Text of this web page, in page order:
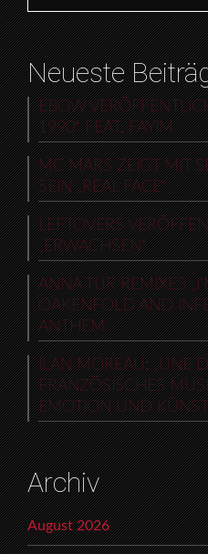
Neueste
EBOW
1990“ FEAT. FAYIM
MC MARS ZEIGT MIT
SEIN „REAL FACE“
LEFTOVERS
„ERWACHSEN“
ANNA TUR REMIXES
OAKENFOLD AND
ANTHEM
ILAN MOREAU: „UNE
FRANZÖSISCHES
EMOTION UND
Archiv
August 2026